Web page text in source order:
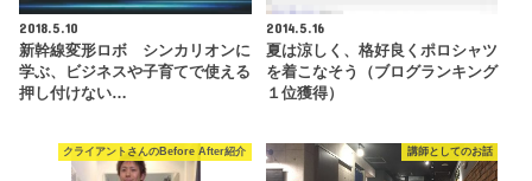
2018.5.10
新幹線変形ロボ シンカリオンに
学ぶ、ビジネスや子育てで使える
押し付けない…
2014.5.16
夏は涼しく、格好良くポロシャツ
を着こなそう（ブログランキング
１位獲得）
クライアントさんのBefore After紹介 講師としてのお話